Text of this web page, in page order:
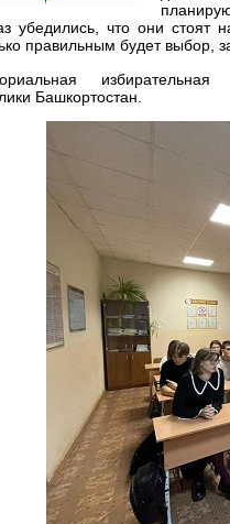
убедились, что они стоят
правильным будет выбор,
Башкортостан.